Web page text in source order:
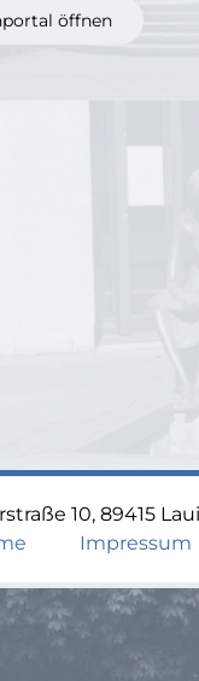
öffnen
10, 89415
Impressum